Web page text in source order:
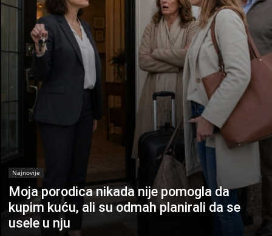
Najnovije
Moja porodica nikada nije pomogla da
kupim kuću, ali su odmah planirali da se
usele u nju